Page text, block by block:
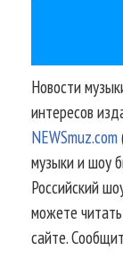
Новости
интересов
NEWSmuz.com
музыки и шоу
Российский
можете
сайте.